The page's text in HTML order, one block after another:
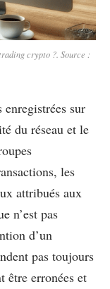
crypto ?. Source :
enregistrées sur
du réseau et le
les
attribués aux
n’est pas
d’un
pas toujours
être erronées et